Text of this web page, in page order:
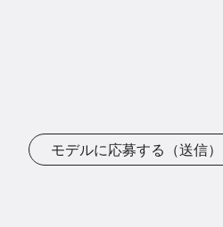
モデルに応募する（送信）